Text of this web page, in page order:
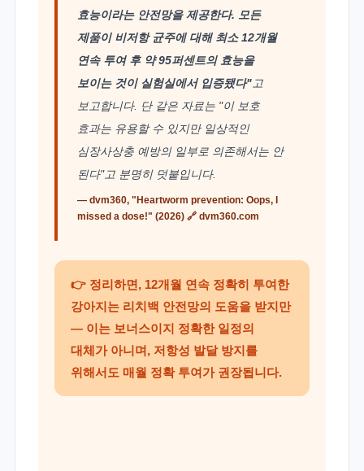
효능이라는 안전망을 제공한다. 모든
제품이 비저항 균주에 대해 최소 12개월
연속 투여 후 약 95퍼센트의 효능을
보이는 것이 실험실에서 입증됐다"고
보고합니다. 단 같은 자료는 "이 보호
효과는 유용할 수 있지만 일상적인
심장사상충 예방의 일부로 의존해서는 안
된다"고 분명히 덧붙입니다.
— dvm360, "Heartworm prevention: Oops, I
missed a dose!" (2026) 🔗 dvm360.com
👉 정리하면, 12개월 연속 정확히 투여한
강아지는 리치백 안전망의 도움을 받지만
— 이는 보너스이지 정확한 일정의
대체가 아니며, 저항성 발달 방지를
위해서도 매월 정확 투여가 권장됩니다.